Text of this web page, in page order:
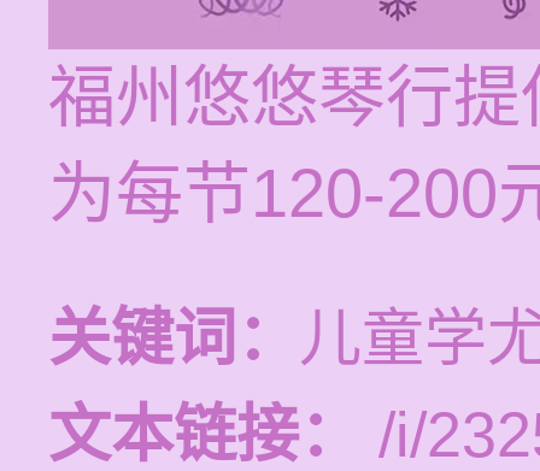
福州悠悠琴行
为每节120-200
关键词： 儿童学
文本链接：
/i/